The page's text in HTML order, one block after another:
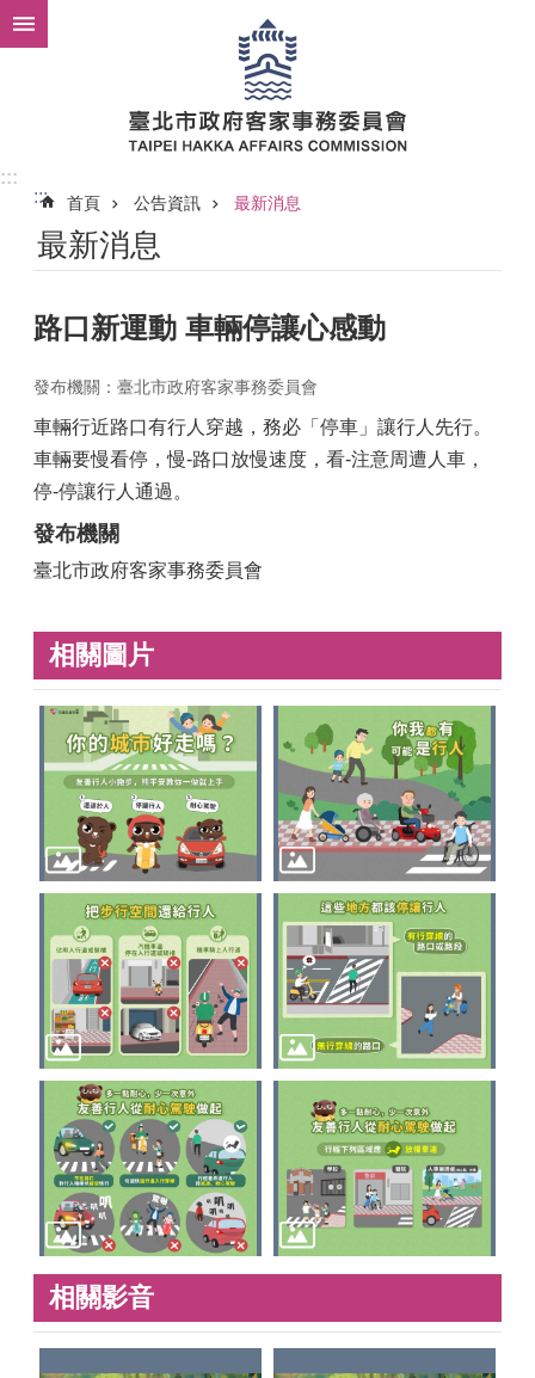
跳到主要內容區塊
:::
:::
首頁 公告資訊 最新消息
最新消息
路口新運動 車輛停讓心感動
發布機關：臺北市政府客家事務委員會
車輛行近路口有行人穿越，務必「停車」讓行人先行。
車輛要慢看停，慢-路口放慢速度，看-注意周遭人車，
停-停讓行人通過。
發布機關
臺北市政府客家事務委員會
相關圖片
相關影音